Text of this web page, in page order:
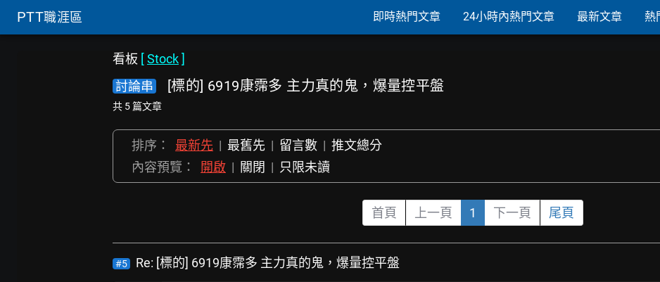
PTT職涯區 即時熱門文章 24小時內熱門文章 最新文章 熱
看板 [Stock]
討論串
[標的] 6919康霈多 主力真的鬼，爆量控平盤
共 5 篇文章
排序： 最新先 | 最舊先 | 留言數 | 推文總分
內容預覽：
開啟 | 關閉 | 只限未讀
首頁 上一頁 1 下一頁 尾頁
#5
Re: [標的] 6919康霈多 主力真的鬼，爆量控平盤